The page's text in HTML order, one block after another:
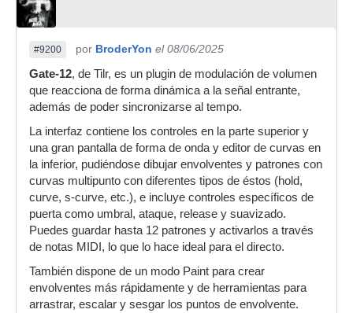
#9200 por BroderYon el 08/06/2025
Gate-12, de Tilr, es un plugin de modulación de volumen
que reacciona de forma dinámica a la señal entrante,
además de poder sincronizarse al tempo.
La interfaz contiene los controles en la parte superior y
una gran pantalla de forma de onda y editor de curvas en
la inferior, pudiéndose dibujar envolventes y patrones con
curvas multipunto con diferentes tipos de éstos (hold,
curve, s-curve, etc.), e incluye controles específicos de
puerta como umbral, ataque, release y suavizado.
Puedes guardar hasta 12 patrones y activarlos a través
de notas MIDI, lo que lo hace ideal para el directo.
También dispone de un modo Paint para crear
envolventes más rápidamente y de herramientas para
arrastrar, escalar y sesgar los puntos de envolvente.